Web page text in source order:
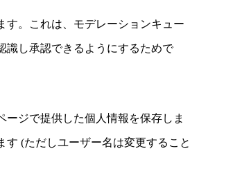
す。これは、モデレーションキュー
識し承認できるようにするためで
ジで提供した個人情報を保存しま
(ただしユーザー名は変更すること